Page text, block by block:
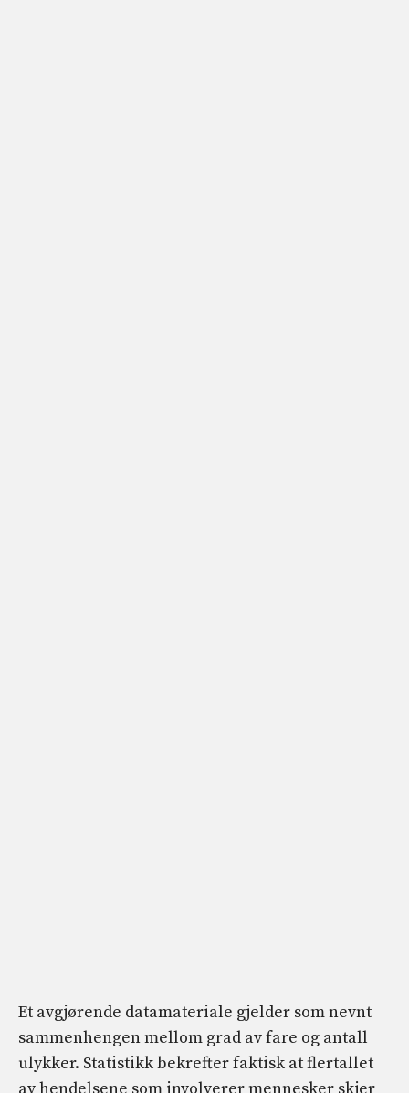
Et avgjørende datamateriale gjelder som nevnt
sammenhengen mellom grad av fare og antall
ulykker. Statistikk bekrefter faktisk at flertallet